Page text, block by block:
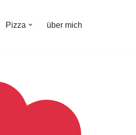
Pizza über mich